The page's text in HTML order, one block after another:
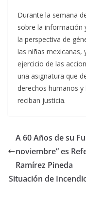
Durante la semana
sobre la información
la perspectiva de
las niñas mexicanas,
ejercicio de las
una asignatura que
derechos humanos
reciban justicia.
A 60 Años de su
noviembre” es
Ramírez Pineda
Situación de